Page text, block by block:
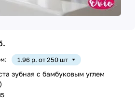
1.96 р. от 250 шт
зубная с бамбуковым углем